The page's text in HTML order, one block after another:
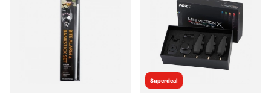
Superdeal